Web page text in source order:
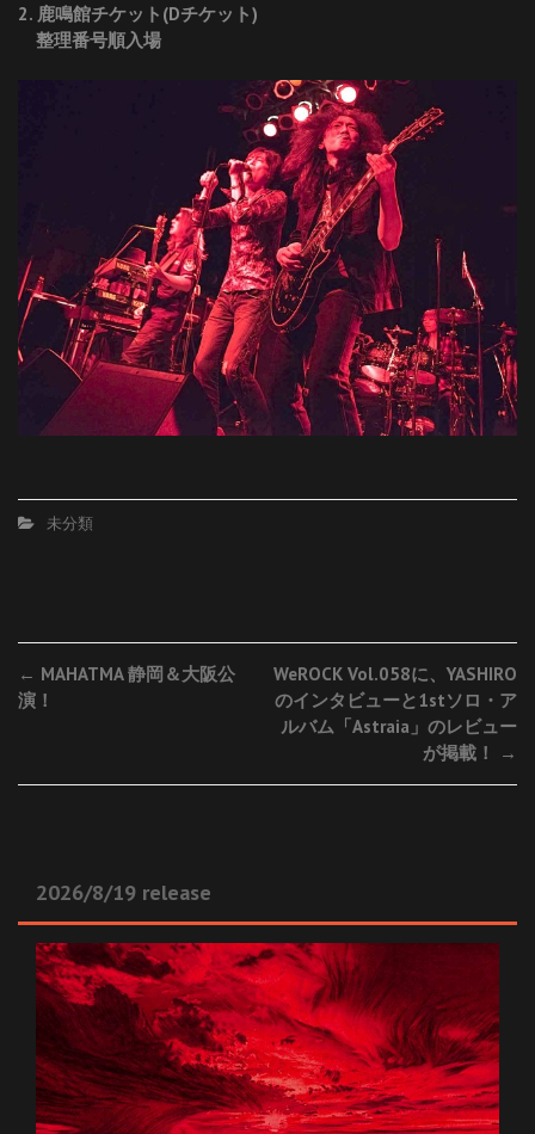
2. 鹿鳴館チケット(Dチケット)
整理番号順入場
未分類
Post
navigation
← MAHATMA 静岡＆大阪公
演！
WeROCK Vol.058に、YASHIRO
のインタビューと1stソロ・ア
ルバム「Astraia」のレビュー
が掲載！
→
2026/8/19 release